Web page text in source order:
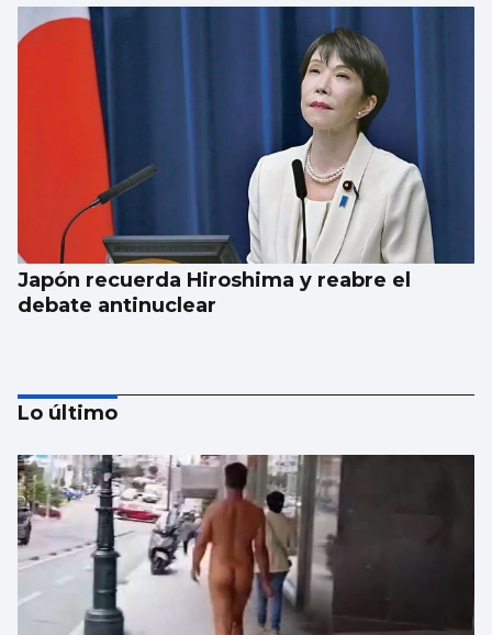
Japón recuerda Hiroshima y reabre el
debate antinuclear
Trump amenaza con un golpe “muy duro”
Lo último